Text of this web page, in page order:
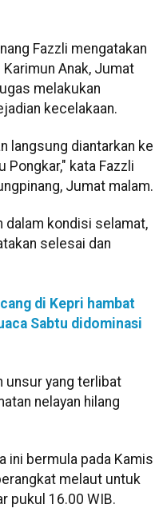
Fazzli mengatakan
Anak, Jumat
melakukan
kecelakaan.
langsung diantarkan ke
Pongkar," kata Fazzli
Jumat malam.
dalam kondisi selamat,
selesai dan
di Kepri hambat
Sabtu didominasi
unsur yang terlibat
nelayan hilang
ini bermula pada Kamis
melaut untuk
pukul 16.00 WIB.